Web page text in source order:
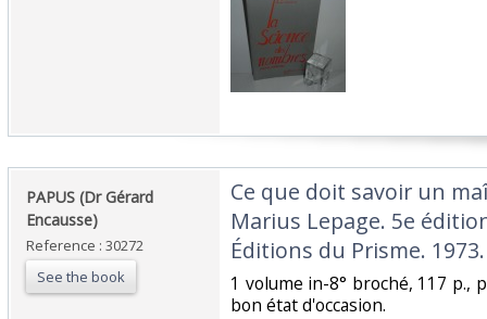
‎PAPUS (Dr Gérard
Encausse)‎
Reference : 30272
See the book
‎Ce que doit savoir un
Marius Lepage. 5e
Éditions du Prisme. 1973.‎
‎1 volume in-8° broché, 117 p.,
bon état d'occasion. ‎